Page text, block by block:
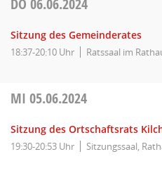
Sitzung des Gemeinderates
18:37-20:10 Uhr Ratssaal im
MI05.06.2024
Sitzung des Ortschaftsrats
19:30-20:53 Uhr Sitzungssaal,